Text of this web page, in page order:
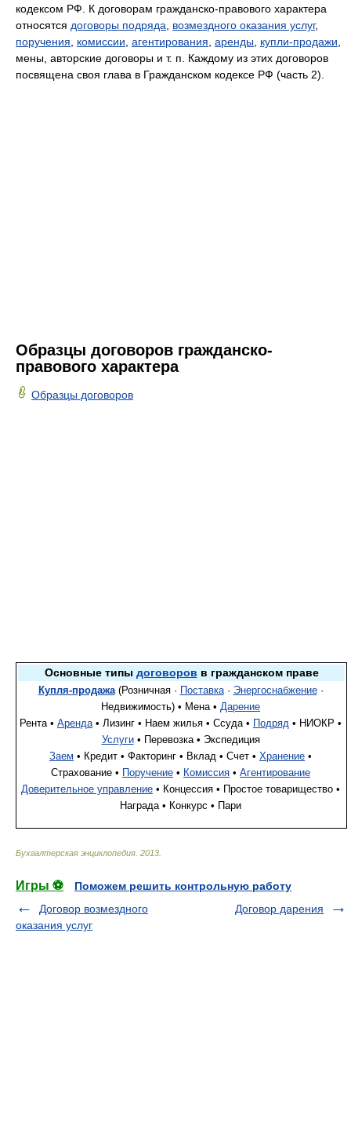
кодексом РФ. К договорам гражданско-правового характера
относятся договоры подряда возмездного оказания услуг,
поручения
комиссии агентирования аренды купли-продажи
мены, авторские договоры и т. п. Каждому из этих договоров
посвящена своя глава в Гражданском кодексе РФ (часть 2).
Образцы договоров гражданско-
правового характера
Образцы договоров
Основные типы договоров в гражданском праве
Купля-продажа(Розничная · Поставка· Энергоснабжение·
Недвижимость) • Мена • Дарение
Рента • Аренда• Лизинг • Наем жилья • Ссуда • Подряд • НИОКР •
Услуги• Перевозка • Экспедиция
Заем • Кредит • Факторинг • Вклад • Счет • Хранение •
Страхование •
Поручение • Комиссия • Агентирование
Доверительное управление • Концессия • Простое товарищество •
Награда • Конкурс • Пари
Бухгалтерская энциклопедия 2013
Игры ⚽
Поможем решить контрольную работу
Договор возмездного
оказания услуг
Договор дарения